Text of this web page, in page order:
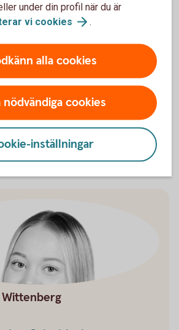
under din profil när du är
vi cookies .
alla cookies
nödvändiga cookies
inställningar